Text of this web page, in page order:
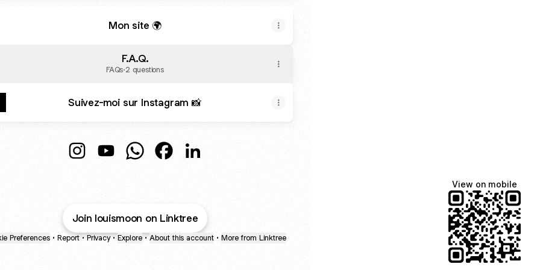
Mon site 🌍
F.A.Q.
FAQs·2 questions
Suivez-moi sur Instagram 📸
Join louismoon on Linktree
Preferences • Report • Privacy • Explore • About this account • More from Linktree
View on mobile